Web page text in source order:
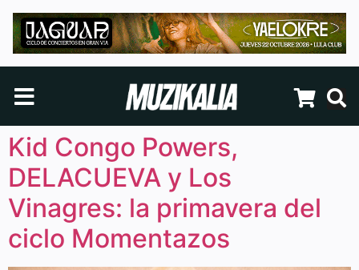
Kid Congo Powers,
DELACUEVA y Los
Vinagres: la primavera del
ciclo Momentazos